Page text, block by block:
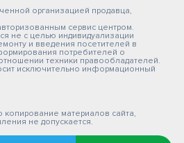
организацией продавца,
сервис центром.
не с целью индивидуализации
и введения посетителей в
потребителей о
техники правообладателей.
исключительно информационный
материалов сайта,
не допускается.